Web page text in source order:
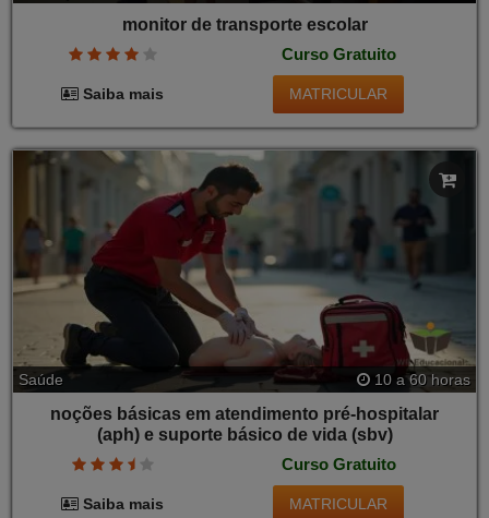
monitor de transporte escolar
Curso Gratuito
Saiba mais MATRICULAR
Saúde 10 a 60 horas
noções básicas em atendimento pré-hospitalar
(aph) e suporte básico de vida (sbv)
Curso Gratuito
Saiba mais MATRICULAR